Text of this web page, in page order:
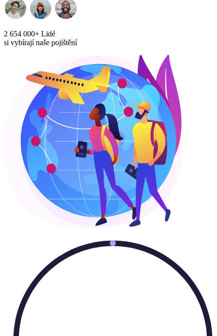
2 654 000+ Lidé
si vybírají naše pojištění